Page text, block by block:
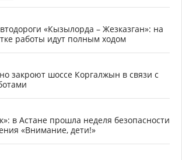
«Кызылорда – Жезказган»: на
работы идут полным ходом
закроют шоссе Коргалжын в связи с
в Астане прошла неделя безопасности
«Внимание, дети!»